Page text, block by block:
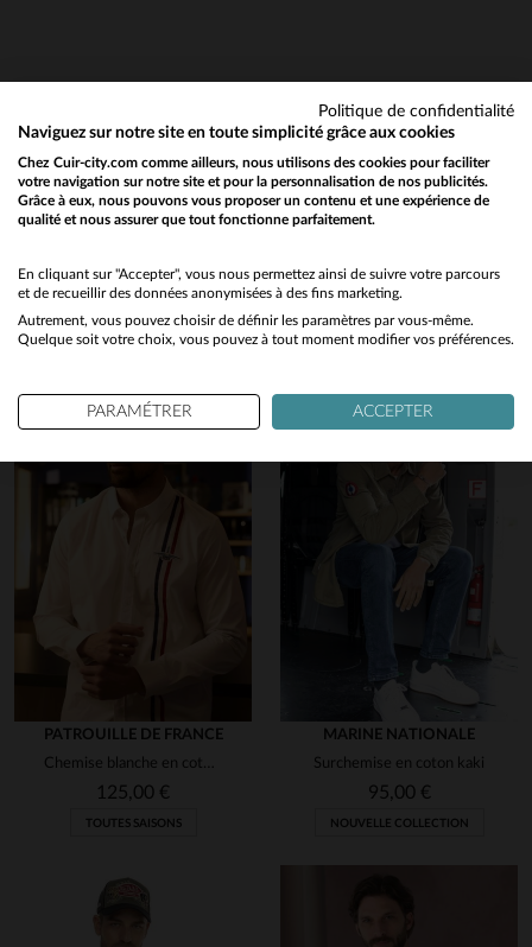
Vous aimerez également…
Découvrez ces produits similaires sélectionnés pour vous
PATROUILLE DE FRANCE
Chemise blanche en coton avec bandes bleu blanc rouge
125,00 €
TOUTES SAISONS
MARINE NATIONALE
Surchemise en coton kaki
95,00 €
NOUVELLE COLLECTION
Would you like to be redirected to our English site?
No
Yes
Politique de confidentialité
Naviguez sur notre site en toute simplicité grâce aux cookies
Chez Cuir-city.com comme ailleurs, nous utilisons des cookies pour faciliter
votre navigation sur notre site et pour la personnalisation de nos publicités.
Grâce à eux, nous pouvons vous proposer un contenu et une expérience de
qualité et nous assurer que tout fonctionne parfaitement.
En cliquant sur "Accepter", vous nous permettez ainsi de suivre votre parcours
et de recueillir des données anonymisées à des fins marketing.
Autrement, vous pouvez choisir de définir les paramètres par vous-même.
Quelque soit votre choix, vous pouvez à tout moment modifier vos préférences.
PARAMÉTRER ACCEPTER